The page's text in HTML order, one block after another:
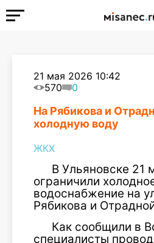
21 мая 2026 10:42
570
0
На Рябикова и
холодную воду
ЖКХ
В Ульяновске 21
ограничили
водоснабжение на
Рябикова и
Как сообщили в
специалисты